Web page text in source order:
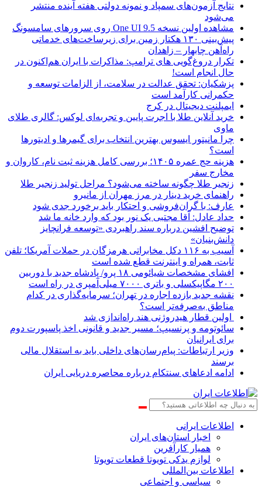
نتایج آزمون‌های سمپاد و نمونه دولتی هفته آینده منتشر
می‌شود
مشاهده اولین نسخه One UI 9.5 روی سرورهای سامسونگ
پیش‌بینی ۱۳۰ هکتار زمین برای زیرساخت‌های خدماتی
راه‌آهن چابهار – زاهدان
تکرار دروغ‌گویی های ترامپ: مذاکرات با ایران هم‌اکنون در
حال انجام است!
پزشکیان: تحقق عدالت در سلامت، از الزامات توسعه و
حکمرانی کارآمد است
ایمپلنت دیجیتال در کرج
خرید آنلاین طلا با اجرت پایین و تجربه‌ای لوکس: گالری طلای
ماوی
چرا مانیتور ایسوس بهترین انتخاب برای گیمرها و ادیتورها
است؟
هزینه حج عمره ۱۴۰۵؛ بررسی کامل هزینه ثبت نام، کاروان و
مخارج سفر
زنجیر طلا چگونه ساخته می‌شود؟ مراحل تولید زنجیر طلا
راهنمای خرید دینار در مرز مهران از مانیرو
عارف: با گران‌فروشی و احتکار باید برخورد جدی شود
حداد عادل: آقا مجتبی یک نور بود که وارد خانه ما شد
توضیح افشین درباره سند راهبردی «توسعه فرانچایز
دانش‌بنیان»
آسیب به ۱۱۶ دکل مخابراتی هرمزگان در حملات آمریکا؛ تلفن
ثابت، همراه و اینترنت ‌قطع شده است
افشای مشخصات شیائومی ۱۸ پرو/ پادشاه جدید با دوربین
۲۰۰ مگاپیکسلی و باتری ۷۰۰۰ میلی‌آمپری در راه است
نقشه جدید بازده اجاره در تهران؛ سرمایه‌گذاری در کدام
مناطق به‌صرفه‌تر است؟
اولین قطار هیدروژنی هند راه‌اندازی شد
سائوتومه و پرنسیپ؛ مسیر جدید و قانونی اخذ پاسپورت دوم
برای ایرانیان
وزیر ارتباطات: پیام‌رسان‌های داخلی باید به استقلال مالی
برسند
ادامه ادعاهای سنتکام درباره محاصره دریایی ایران
اطلاعات‌ ‎ایرانی
اخبار استان‌های ایران
همیار کارآفرین
لوازم یدکی تویوتا قطعات تویوتا
اطلاعات بین‌المللی
سیاسی و اجتماعی